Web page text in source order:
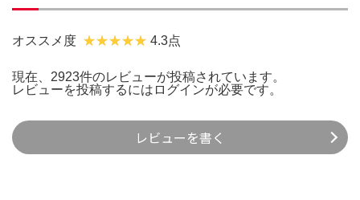
オススメ度 4.3点
現在、2923件のレビューが投稿されています。
レビューを投稿するには ログインが必要です。
レビューを書く